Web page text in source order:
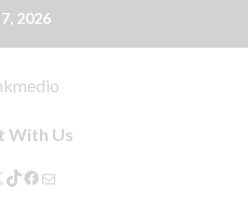
2026
With Us